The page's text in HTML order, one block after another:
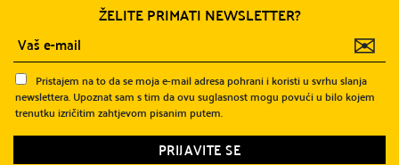
ŽELITE PRIMATI NEWSLETTER?
✉
Pristajem na to da se moja e-mail adresa pohrani i koristi u svrhu slanja
newslettera. Upoznat sam s tim da ovu suglasnost mogu povući u bilo kojem
trenutku izričitim zahtjevom pisanim putem.